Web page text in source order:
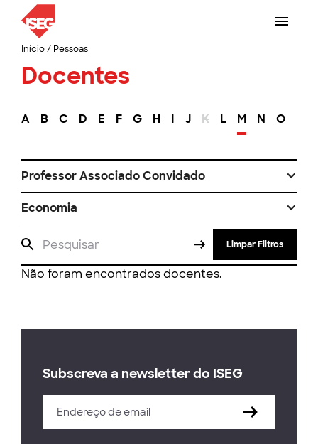
Início/ Pessoas
Docentes
A B C D E F G H I J K L M N O
Professor Associado Convidado
Economia
Limpar Filtros
Não foram encontrados docentes.
Subscreva a newsletter do ISEG